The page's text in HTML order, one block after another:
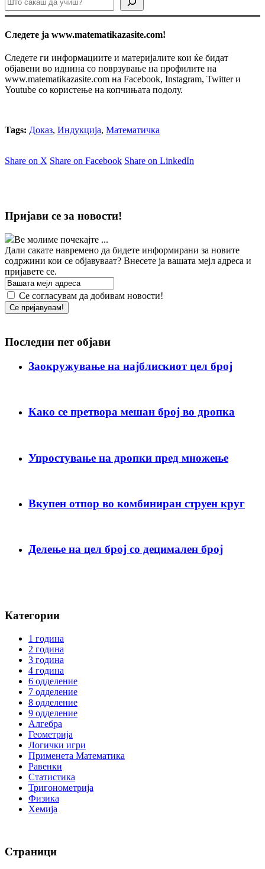
Следете ја www.matematikazasite.com!
Следете ги информациите и материјалите кои ќе бидат
објавени во иднина со поврзување на профилите на
www.matematikazasite.com на Facebook, Instagram, Twitter и
Youtube со користење на копчињата подолу.
Tags: Доказ, Индукција, Математичка
Share on X Share on Facebook Share on LinkedIn
Пријави се за новости!
Ве молиме почекајте ...
Дали сакате навремено да бидете информирани за новите
содржини кои се објавуваат? Внесете ја вашата мејл адреса и
пријавете се.
Се согласувам да добивам новости!
Последни пет објави
Заокружување на најблискиот цел број
Како се претвора мешан број во дропка
Упростување на дропки пред множење
Вкупен отпор во комбиниран струен круг
Делење на цел број со децимален број
Категории
1 година
2 година
3 година
4 година
6 одделение
7 одделение
8 одделение
9 одделение
Алгебра
Геометрија
Логички игри
Применета Математика
Равенки
Статистика
Тригонометрија
Физика
Хемија
Страници